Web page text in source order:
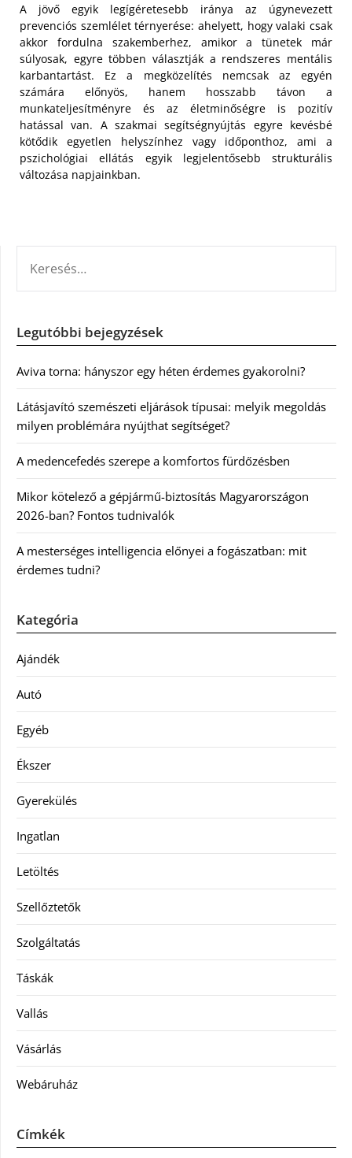
A jövő egyik legígéretesebb iránya az úgynevezett
prevenciós szemlélet térnyerése: ahelyett, hogy valaki csak
akkor fordulna szakemberhez, amikor a tünetek már
súlyosak, egyre többen választják a rendszeres mentális
karbantartást. Ez a megközelítés nemcsak az egyén
számára előnyös, hanem hosszabb távon a
munkateljesítményre és az életminőségre is pozitív
hatással van. A szakmai segítségnyújtás egyre kevésbé
kötődik egyetlen helyszínhez vagy időponthoz, ami a
pszichológiai ellátás egyik legjelentősebb strukturális
változása napjainkban.
Legutóbbi bejegyzések
Aviva torna: hányszor egy héten érdemes gyakorolni?
Látásjavító szemészeti eljárások típusai: melyik megoldás
milyen problémára nyújthat segítséget?
A medencefedés szerepe a komfortos fürdőzésben
Mikor kötelező a gépjármű-biztosítás Magyarországon
2026-ban? Fontos tudnivalók
A mesterséges intelligencia előnyei a fogászatban: mit
érdemes tudni?
Kategória
Ajándék
Autó
Egyéb
Ékszer
Gyerekülés
Ingatlan
Letöltés
Szellőztetők
Szolgáltatás
Táskák
Vallás
Vásárlás
Webáruház
Címkék